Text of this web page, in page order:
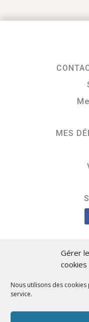
Gérer
cookies
Nous utilisons des
service.
MES